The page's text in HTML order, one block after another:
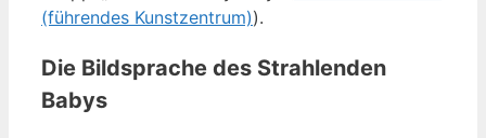
(führendes Kunstzentrum)).
Die Bildsprache des Strahlenden
Babys